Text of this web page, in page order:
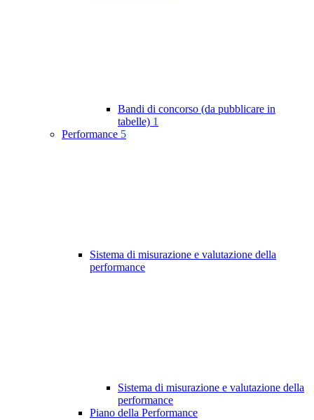
Bandi di concorso (da pubblicare in
tabelle) 1
Performance 5
Sistema di misurazione e valutazione della
performance
Sistema di misurazione e valutazione della
performance
Piano della Performance